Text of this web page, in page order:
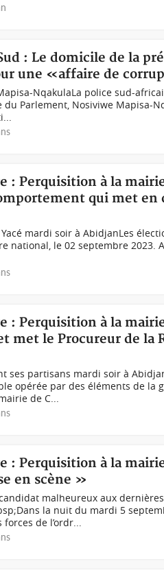
: Le domicile de la
une «affaire de
NqakulaLa police sud-
du Parlement, Nosiviwe Mapisa-
: Perquisition à la
qui met en
Yacé mardi soir à AbidjanLes
national, le 02 septembre 2023.
: Perquisition à la
met le Procureur de la
ses partisans mardi soir à
opérée par des éléments de la
de C...
: Perquisition à la
en scène »
malheureux aux
la nuit du mardi 5
forces de l’ordr...